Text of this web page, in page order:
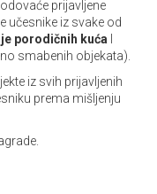
prijavljene
učesnike iz svake od
porodičnih kuća
smabenih objekata).
iz svih prijavljenih
prema mišljenju